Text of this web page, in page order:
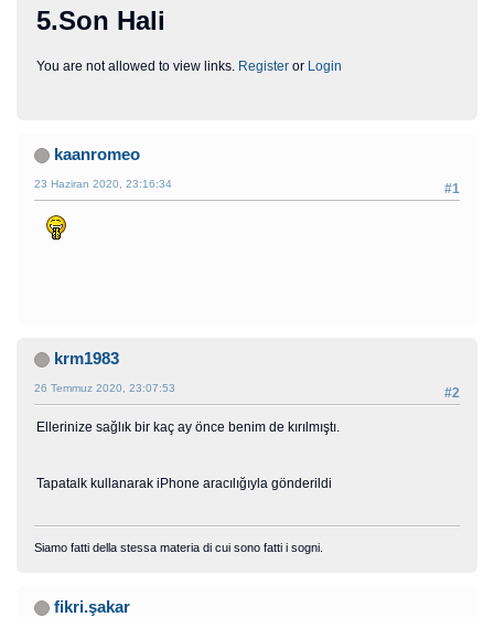
5.Son Hali
You are not allowed to view links. Register or Login
kaanromeo
#1
23 Haziran 2020, 23:16:34
krm1983
#2
26 Temmuz 2020, 23:07:53
Ellerinize sağlık bir kaç ay önce benim de kırılmıştı.
Tapatalk kullanarak iPhone aracılığıyla gönderildi
Siamo fatti della stessa materia di cui sono fatti i sogni.
fikri.şakar